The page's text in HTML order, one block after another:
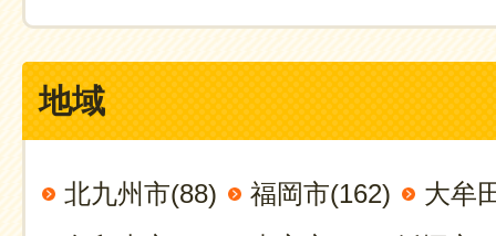
地域
北九州市(88) 福岡市(162)
大牟